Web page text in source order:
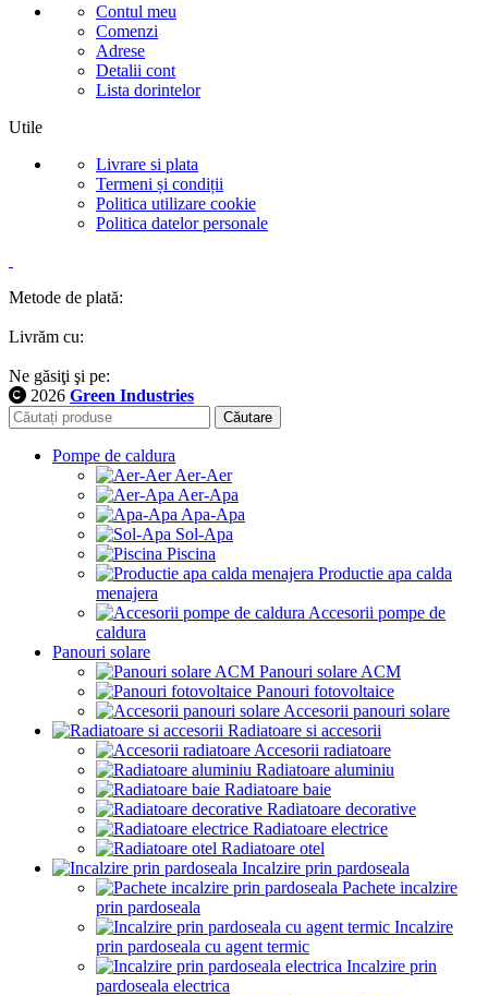
Contul meu
Comenzi
Adrese
Detalii cont
Lista dorintelor
Utile
Livrare si plata
Termeni și condiții
Politica utilizare cookie
Politica datelor personale
Metode de plată:
Livrăm cu:
Ne găsiţi şi pe:
2026 Green Industries
Căutare
Pompe de caldura
Aer-Aer
Aer-Apa
Apa-Apa
Sol-Apa
Piscina
Productie apa calda
menajera
Accesorii pompe de
caldura
Panouri solare
Panouri solare ACM
Panouri fotovoltaice
Accesorii panouri solare
Radiatoare si accesorii
Accesorii radiatoare
Radiatoare aluminiu
Radiatoare baie
Radiatoare decorative
Radiatoare electrice
Radiatoare otel
Incalzire prin pardoseala
Pachete incalzire
prin pardoseala
Incalzire
prin pardoseala cu agent termic
Incalzire prin
pardoseala electrica